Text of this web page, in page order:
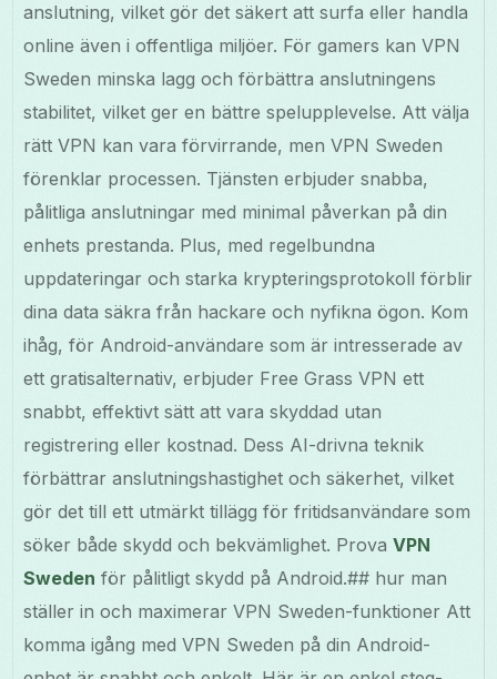
anslutning, vilket gör det säkert att surfa eller handla
online även i offentliga miljöer. För gamers kan VPN
Sweden minska lagg och förbättra anslutningens
stabilitet, vilket ger en bättre spelupplevelse. Att välja
rätt VPN kan vara förvirrande, men VPN Sweden
förenklar processen. Tjänsten erbjuder snabba,
pålitliga anslutningar med minimal påverkan på din
enhets prestanda. Plus, med regelbundna
uppdateringar och starka krypteringsprotokoll förblir
dina data säkra från hackare och nyfikna ögon. Kom
ihåg, för Android-användare som är intresserade av
ett gratisalternativ, erbjuder Free Grass VPN ett
snabbt, effektivt sätt att vara skyddad utan
registrering eller kostnad. Dess AI-drivna teknik
förbättrar anslutningshastighet och säkerhet, vilket
gör det till ett utmärkt tillägg för fritidsanvändare som
söker både skydd och bekvämlighet. ProvaVPN
Sweden för pålitligt skydd på Android.## hur man
ställer in och maximerar VPN Sweden-funktioner Att
komma igång med VPN Sweden på din Android-